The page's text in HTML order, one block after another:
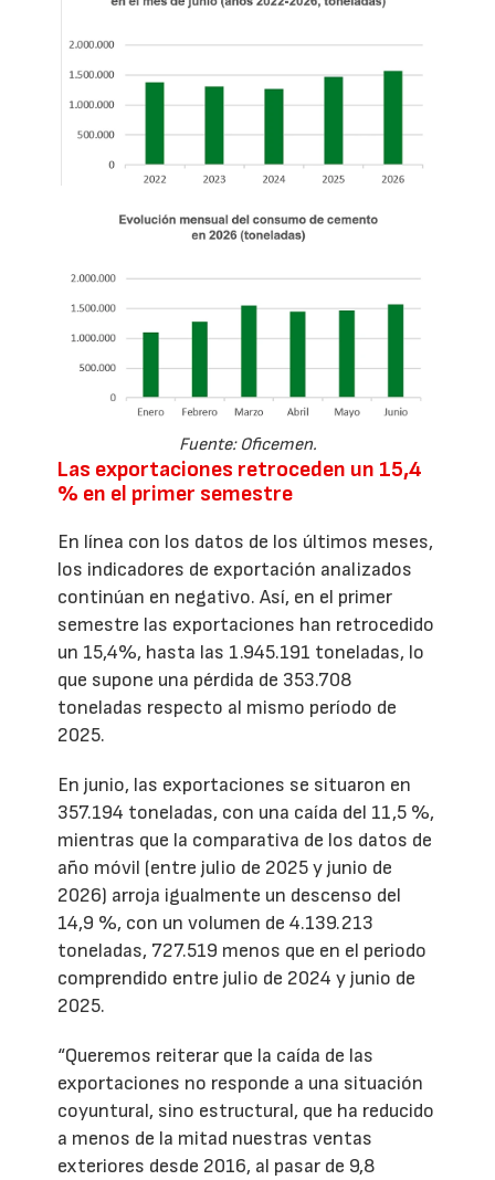
Fuente: Oficemen.
Las exportaciones retroceden un 15,4
% en el primer semestre
En línea con los datos de los últimos meses,
los indicadores de exportación analizados
continúan en negativo. Así, en el primer
semestre las exportaciones han retrocedido
un 15,4%, hasta las 1.945.191 toneladas, lo
que supone una pérdida de 353.708
toneladas respecto al mismo período de
2025.
En junio, las exportaciones se situaron en
357.194 toneladas, con una caída del 11,5 %,
mientras que la comparativa de los datos de
año móvil (entre julio de 2025 y junio de
2026) arroja igualmente un descenso del
14,9 %, con un volumen de 4.139.213
toneladas, 727.519 menos que en el periodo
comprendido entre julio de 2024 y junio de
2025.
“Queremos reiterar que la caída de las
exportaciones no responde a una situación
coyuntural, sino estructural, que ha reducido
a menos de la mitad nuestras ventas
exteriores desde 2016, al pasar de 9,8